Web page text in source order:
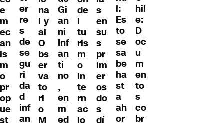
e
m
ec
an
is
m
o
pr
op
ue
st
er
re
s
de
se
gu
ri
da
d
inf
an
na
l y
al
O
bs
er
va
to
ri
o
M
Gi
an
ni
Inf
an
ti
no
,
en
m
ed
de
l
tu
ris
m
o
in
te
rn
ac
io
s
en
su
s
pr
im
er
os
do
s
dí
l:
Es
to
se
sa
be
ha
st
a
ah
or
hil
e:
D
oc
u
m
en
to
s
co
br